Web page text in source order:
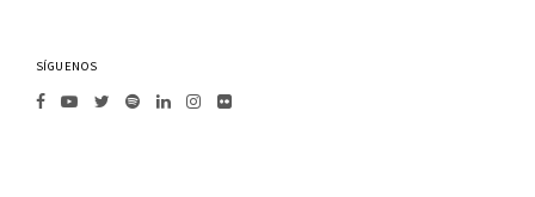
SÍGUENOS